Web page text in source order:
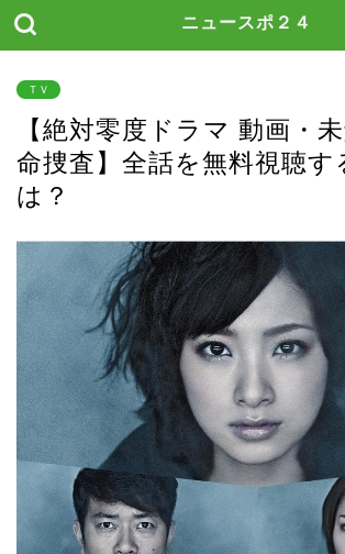
ニュースポ２４
ＴＶ
【絶対零度ドラマ 動画・
命捜査】全話を無料視聴す
は？